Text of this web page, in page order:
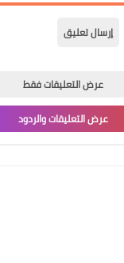
إرسال تعليق
عرض التعليقات فقط
عرض التعليقات والردود